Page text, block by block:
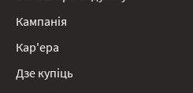
Кампанія
Кар'ера
Дзе купіць